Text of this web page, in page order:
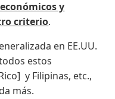
y
criterio.
en EE.UU.
estos
y Filipinas, etc.,
más.